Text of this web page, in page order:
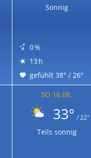
Sonnig
0 %
13 h
gefühlt 38° / 26°
SO 16.08.
33° / 22°
Teils sonnig